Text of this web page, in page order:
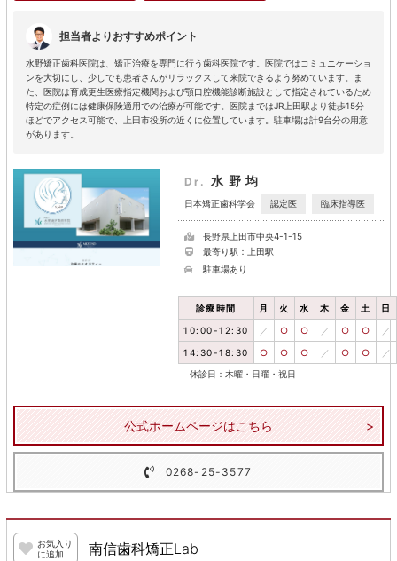
担当者よりおすすめポイント
水野矯正歯科医院は、矯正治療を専門に行う歯科医院です。医院ではコミュニケーショ
ンを大切にし、少しでも患者さんがリラックスして来院できるよう努めています。ま
た、医院は育成更生医療指定機関および顎口腔機能診断施設として指定されているため
特定の症例には健康保険適用での治療が可能です。医院まではJR上田駅より徒歩15分
ほどでアクセス可能で、上田市役所の近くに位置しています。駐車場は計9台分の用意
があります。
Dr. 水野均
日本矯正歯科学会 認定医 臨床指導医
長野県上田市中央4-1-15
最寄り駅：上田駅
駐車場あり
診療時間 月 火 水 木 金 土 日
10:00-12:30 ／ ○ ○ ／ ○ ○ ／
14:30-18:30 ○ ○ ○ ／ ○ ○ ／
休診日：木曜・日曜・祝日
公式ホームページはこちら
0268-25-3577
お気入り
に追加
南信歯科矯正Lab